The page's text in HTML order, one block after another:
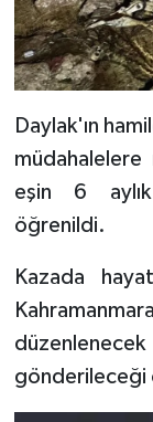
Daylak'ın
müdahalelere
eşin 6 aylık
öğrenildi.
Kazada
gönderileceği